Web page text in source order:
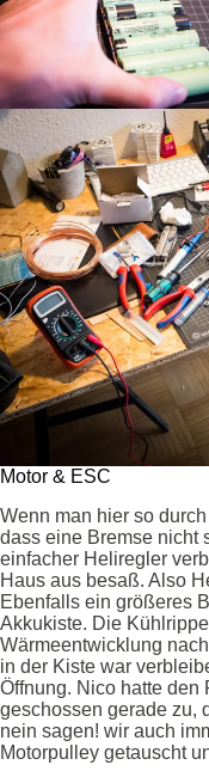
Motor & ESC
Wenn man hier so
dass eine Bremse nicht
einfacher Heliregler
Haus aus besaß. Also
Ebenfalls ein größeres
Akkukiste. Die
Wärmeentwicklung
in der Kiste war
Öffnung. Nico hatte
geschossen gerade zu,
nein sagen! wir auch
Motorpulley getauscht